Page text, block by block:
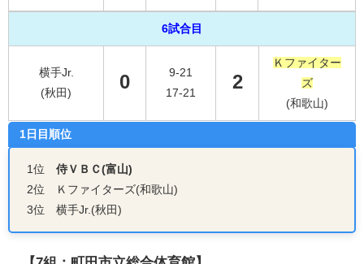
6試合目
横手Jr.
(秋田)
0
9-21
17-21
2
Ｋファイター
ズ
(和歌山)
1日目順位
1位 侍ＶＢＣ(富山)
2位 Ｋファイターズ(和歌山)
3位 横手Jr.(秋田)